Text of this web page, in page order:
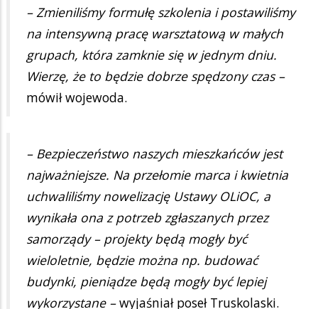
– Zmieniliśmy formułę szkolenia i postawiliśmy
na intensywną pracę warsztatową w małych
grupach, która zamknie się w jednym dniu.
Wierzę, że to będzie dobrze spędzony czas –
mówił wojewoda.
– Bezpieczeństwo naszych mieszkańców jest
najważniejsze. Na przełomie marca i kwietnia
uchwaliliśmy nowelizację Ustawy OLiOC, a
wynikała ona z potrzeb zgłaszanych przez
samorządy – projekty będą mogły być
wieloletnie, będzie można np. budować
budynki, pieniądze będą mogły być lepiej
wykorzystane –wyjaśniał poseł Truskolaski.